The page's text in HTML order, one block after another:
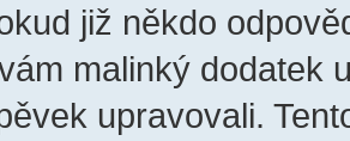
již někdo
malinký dodatek
upravovali.